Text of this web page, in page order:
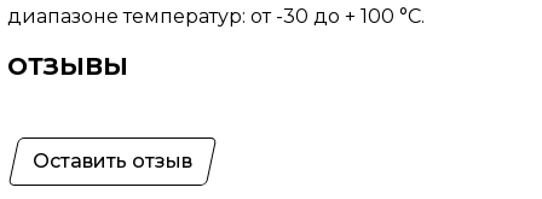
диапазоне температур: от -30 до + 100 °С.
ОТЗЫВЫ
Оставить отзыв